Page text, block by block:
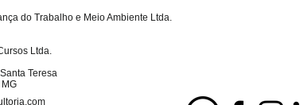
do Trabalho e Meio Ambiente Ltda.
Ltda.
Teresa